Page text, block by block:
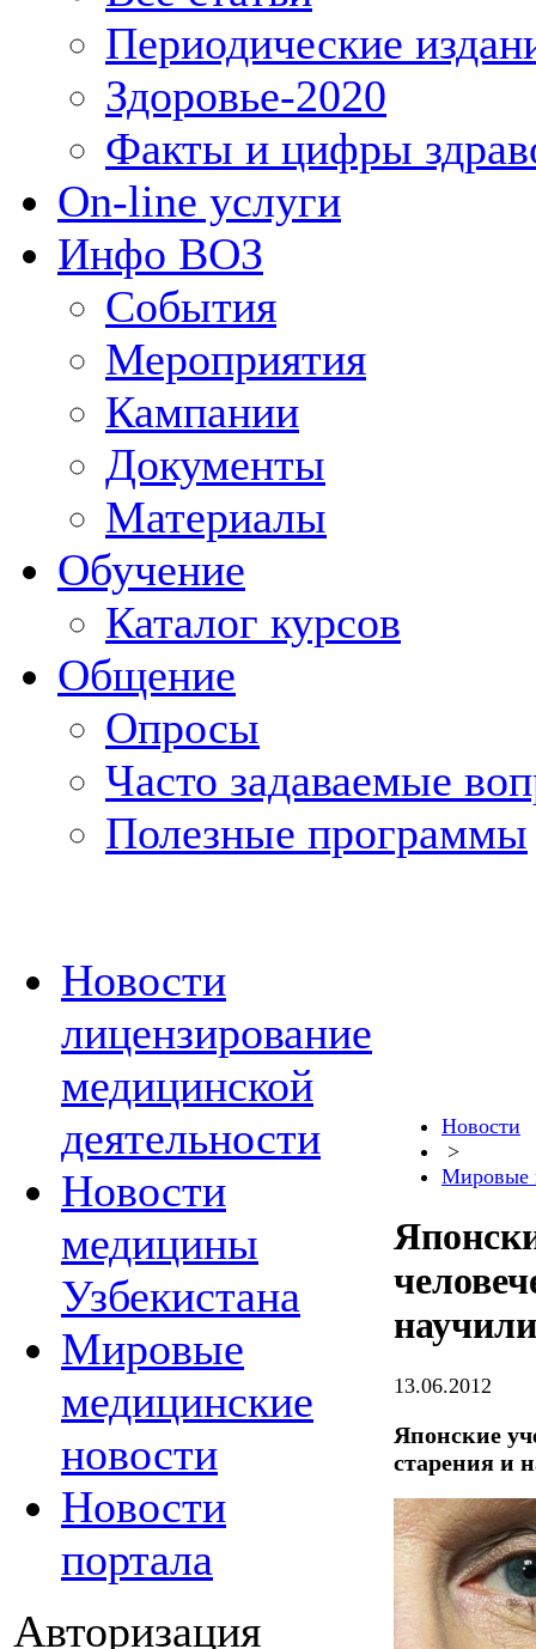
Периодические
Здоровье-2020
Факты и цифры
On-line услуги
Инфо ВОЗ
События
Мероприятия
Кампании
Документы
Материалы
Обучение
Каталог курсов
Общение
Опросы
Часто задаваемые
Полезные программы
Новости
лицензирование
медицинской
деятельности
Новости
медицины
Узбекистана
Мировые
медицинские
новости
Новости
портала
Авторизация
Новости
>
Мировые
13.06.2012
Японские
старения и